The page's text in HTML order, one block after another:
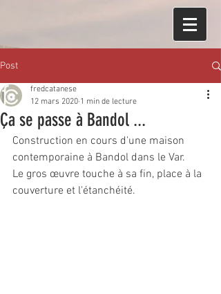
Post
Ça se passe à Bandol ...
fredcatanese
12 mars 2020 1 min de lecture
Construction en cours d'une maison
contemporaine à Bandol dans le Var.
Le gros œuvre touche à sa fin, place à la
couverture et l'étanchéité.